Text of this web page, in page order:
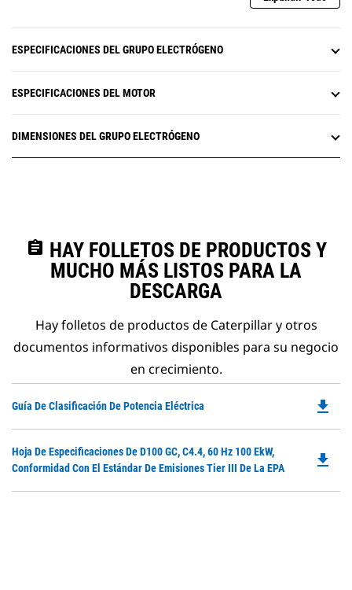
ESPECIFICACIONES DEL GRUPO ELECTRÓGENO
ESPECIFICACIONES DEL MOTOR
DIMENSIONES DEL GRUPO ELECTRÓGENO
assignment HAY FOLLETOS DE PRODUCTOS Y
MUCHO MÁS LISTOS PARA LA
DESCARGA
Hay folletos de productos de Caterpillar y otros
documentos informativos disponibles para su negocio
en crecimiento.
Guía De Clasificación De Potencia Eléctrica file_download
Hoja De Especificaciones De D100 GC, C4.4, 60 Hz 100 EkW,
Conformidad Con El Estándar De Emisiones Tier III De La EPA
file_download